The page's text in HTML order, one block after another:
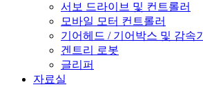
서보 드라이브 및 컨트롤러
모바일 모터 컨트롤러
기어헤드 / 기어박스 및 감속기
겐트리 로봇
글리퍼
자료실